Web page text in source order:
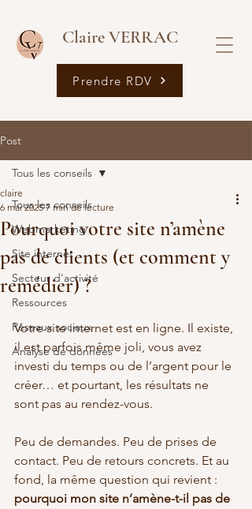
Claire VERRAC
Prendre RDV
Post
Tous les conseils
Webmarketing
Site internet
Secteur d'activité
Ressources
Réseaux sociaux
Analyse de données
Tous les conseils
Pourquoi votre site n’amène
pas de clients (et comment y
remédier) ?
claire
6 mai 2025 7 min de lecture
Votre site internet est en ligne. Il existe,
il est parfois même joli, vous avez
investi du temps ou de l’argent pour le
créer… et pourtant, les résultats ne
sont pas au rendez-vous.
Peu de demandes. Peu de prises de
contact. Peu de retours concrets. Et au
fond, la même question qui revient :
pourquoi mon site n’amène-t-il pas de